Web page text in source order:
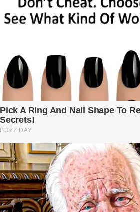
linh bé bỏng đang lớn dần từng ngày. Cô
phải sống trong sợ hãi khi mang thai, đặc
cũng dối trá và lạnh lùng. Gần đây, anh
đêm không về. Và rồi, trong một bữa cơm
xuống bàn ly n...